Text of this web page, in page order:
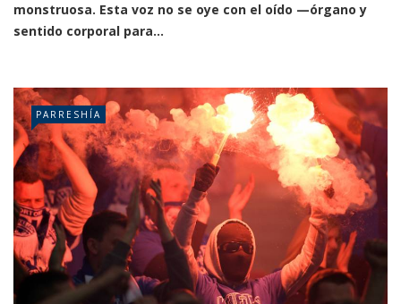
monstruosa. Esta voz no se oye con el oído —órgano y
sentido corporal para...
PARRESHÍA